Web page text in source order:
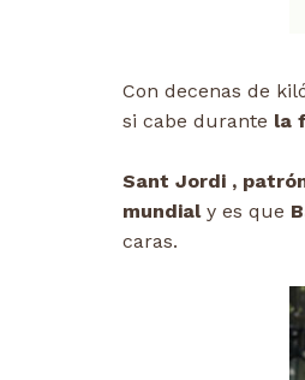
Con decenas de
si cabe durante la
Sant Jordi ,
mundialy es que
caras.